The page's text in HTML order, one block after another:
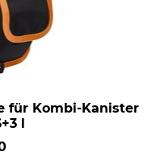
für Kombi-Kanister
l